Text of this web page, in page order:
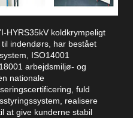
HYRS35kV koldkrympeligt
indendørs, har bestået
ISO14001
arbejdsmiljø- og
nationale
fuld
realisere
at give kunderne stabil